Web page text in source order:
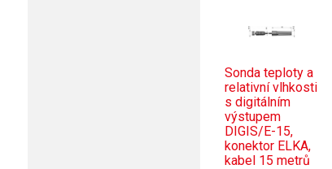
Sonda teploty a
relativní vlhkosti
s digitálním
výstupem
DIGIS/E-15,
konektor ELKA,
kabel 15 metrů